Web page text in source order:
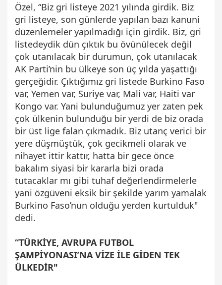
Özel, “Biz gri listeye 2021 yılında girdik. Biz
gri listeye, son günlerde yapılan bazı kanuni
düzenlemeler yapılmadığı için girdik. Biz, gri
listedeydik dün çıktık bu övünülecek değil
çok utanılacak bir durumun, çok utanılacak
AK Parti’nin bu ülkeye son üç yılda yaşattığı
gerçeğidir. Çıktığımız gri listede Burkino Faso
var, Yemen var, Suriye var, Mali var, Haiti var
Kongo var. Yani bulunduğumuz yer zaten pek
çok ülkenin bulunduğu bir yerdi de biz orada
bir üst lige falan çıkmadık. Biz utanç verici bir
yere düşmüştük, çok gecikmeli olarak ve
nihayet ittir kattır, hatta bir gece önce
bakalım siyasi bir kararla bizi orada
tutacaklar mı gibi tuhaf değerlendirmelerle
yani özgüveni eksik bir şekilde yarım yamalak
Burkino Faso’nun olduğu yerden kurtulduk"
dedi.
“TÜRKİYE, AVRUPA FUTBOL
ŞAMPİYONASI’NA VİZE İLE GİDEN TEK
ÜLKEDİR"